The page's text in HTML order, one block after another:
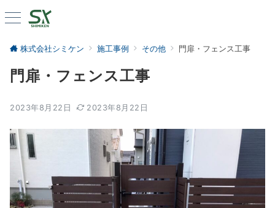
株式会社シミケン 施工事例 その他 門扉・フェンス工事
門扉・フェンス工事
2023年8月22日 2023年8月22日